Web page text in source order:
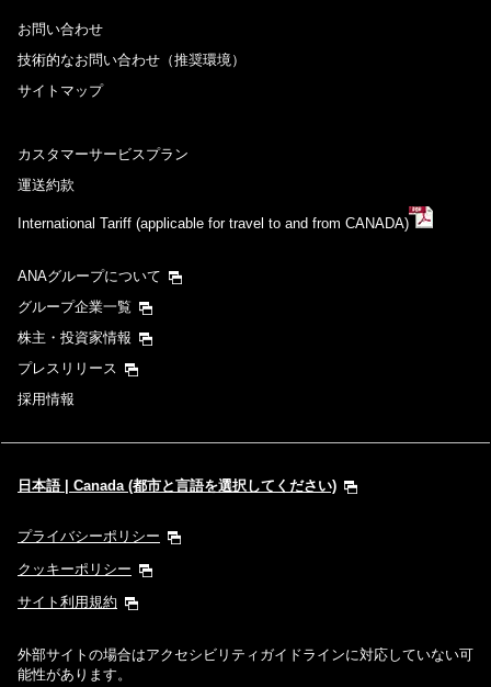
お問い合わせ
技術的なお問い合わせ（推奨環境）
サイトマップ
カスタマーサービスプラン
運送約款
International Tariff (applicable for travel to and from CANADA)
ANAグループについて
グループ企業一覧
株主・投資家情報
プレスリリース
採用情報
日本語 | Canada (都市と言語を選択してください)
プライバシーポリシー
クッキーポリシー
サイト利用規約
外部サイトの場合はアクセシビリティガイドラインに対応していない可
能性があります。